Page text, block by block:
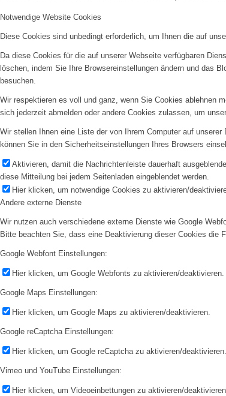
Notwendige Website Cookies
Diese Cookies sind unbedingt erforderlich, um Ihnen die auf
Da diese Cookies für die auf unserer Webseite verfügbaren
löschen, indem Sie Ihre Browsereinstellungen ändern und das
besuchen.
Wir respektieren es voll und ganz, wenn Sie Cookies ablehnen
sich jederzeit abmelden oder andere Cookies zulassen, um
Wir stellen Ihnen eine Liste der von Ihrem Computer auf
können Sie in den Sicherheitseinstellungen Ihres Browsers
Aktivieren, damit die Nachrichtenleiste dauerhaft
diese Mitteilung bei jedem Seitenladen eingeblendet werden.
Hier klicken, um notwendige Cookies zu aktivieren/
Andere externe Dienste
Wir nutzen auch verschiedene externe Dienste wie Google
Bitte beachten Sie, dass eine Deaktivierung dieser Cookies die
Google Webfont Einstellungen:
Hier klicken, um Google Webfonts zu aktivieren/deaktivieren.
Google Maps Einstellungen:
Hier klicken, um Google Maps zu aktivieren/deaktivieren.
Google reCaptcha Einstellungen:
Hier klicken, um Google reCaptcha zu aktivieren/deaktivieren.
Vimeo und YouTube Einstellungen:
Hier klicken, um Videoeinbettungen zu aktivieren/